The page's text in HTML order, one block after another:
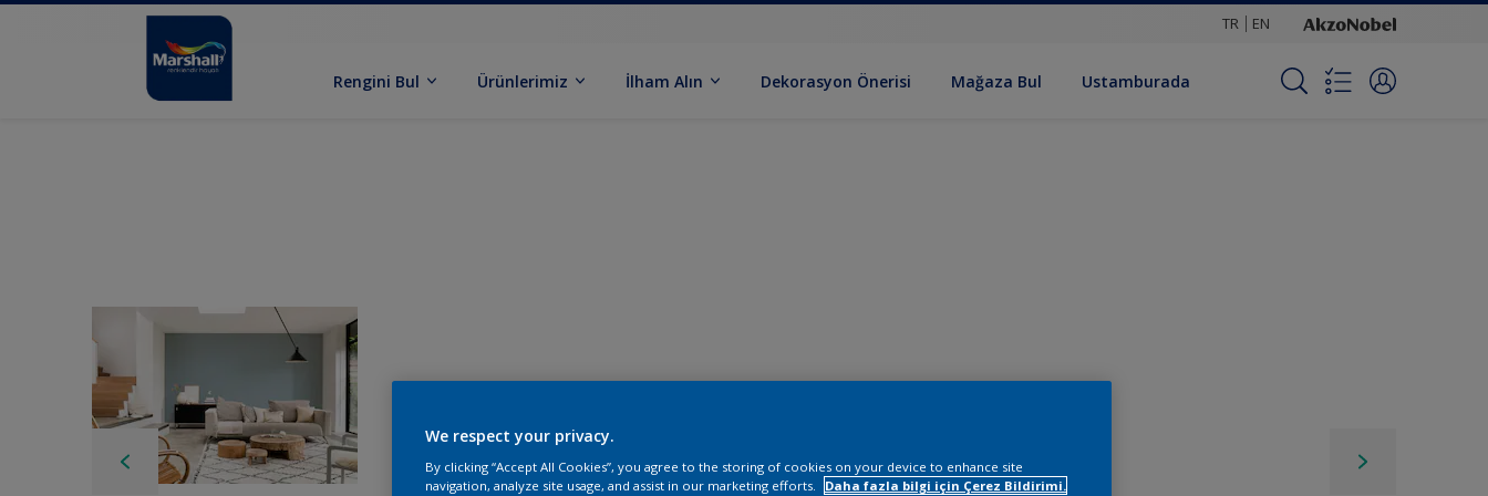
TR EN
Rengini Bul Ürünlerimiz İlham Alın Dekorasyon Önerisi Mağaza Bul Ustamburada
We respect your privacy.
By clicking “Accept All Cookies”, you agree to the storing of cookies on your device to enhance site
navigation, analyze site usage, and assist in our marketing efforts.
Daha fazla bilgi için Çerez Bildirimi.